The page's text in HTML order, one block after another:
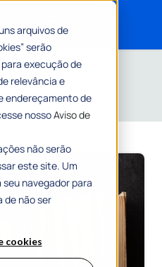
arquivos de
serão
execução de
relevância e
endereçamento de
nossoAviso de
não serão
este site. Um
navegador para
de não ser
cookies
dos Santos» Página 4
Santos